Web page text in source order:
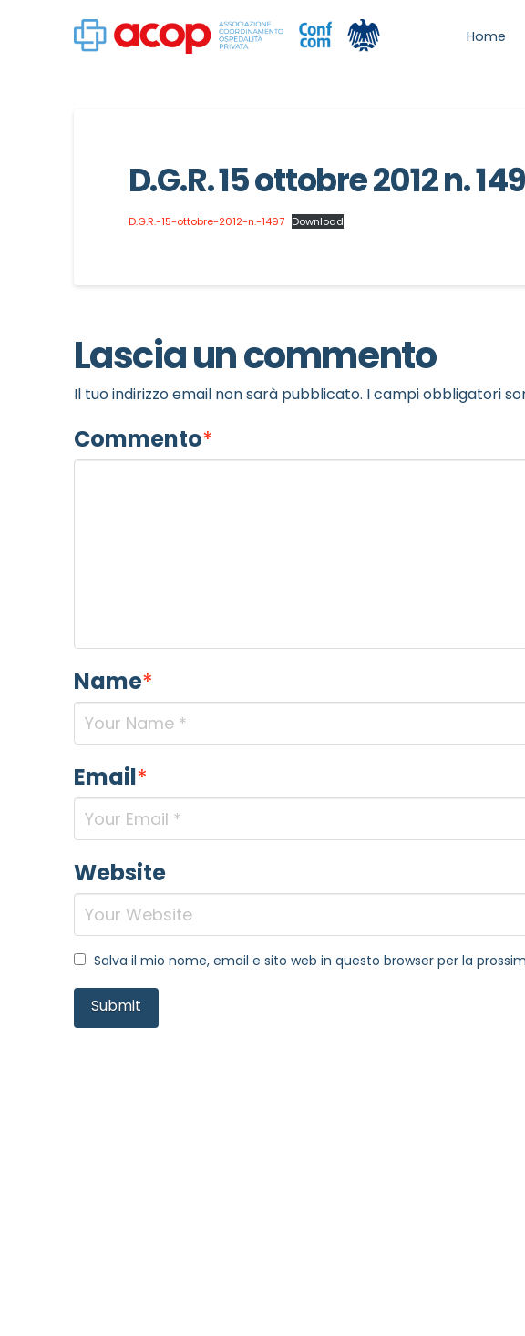
Home
D.G.R. 15 ottobre 2012 n.
D.G.R.-15-ottobre-2012-n.-1497 Download
Lascia un commento
Il tuo indirizzo email non sarà pubblicato. I campi obbligatori
Commento*
Name*
Email*
Website
Salva il mio nome, email e sito web in questo browser per la